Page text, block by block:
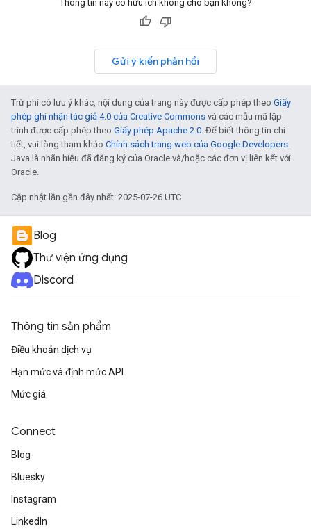
Thông tin này có hữu ích không cho bạn không?
Gửi ý kiến phản hồi
Trừ phi có lưu ý khác, nội dung của trang này được cấp phép theo Giấy
phép ghi nhận tác giả 4.0 của Creative Commons và các mẫu mã lập
trình được cấp phép theo Giấy phép Apache 2.0. Để biết thông tin chi
tiết, vui lòng tham khảo Chính sách trang web của Google Developers.
Java là nhãn hiệu đã đăng ký của Oracle và/hoặc các đơn vị liên kết với
Oracle.
Cập nhật lần gần đây nhất: 2025-07-26 UTC.
Blog
Thư viện ứng dụng
Discord
Thông tin sản phẩm
Điều khoản dịch vụ
Hạn mức và định mức API
Mức giá
Connect
Blog
Bluesky
Instagram
LinkedIn